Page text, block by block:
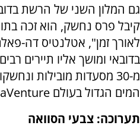
גם המלון השני של הרשת
קיבל פרס נחשק, הוא זכה
לאורך זמן", אטלנטיס דה-
בדובאי ומושך אליו תיירים
מ-30 מסעדות מובילות
המים הגדול בעולם AquaVenture הצמוד אליו.
תערוכה: צבעי הסוואה